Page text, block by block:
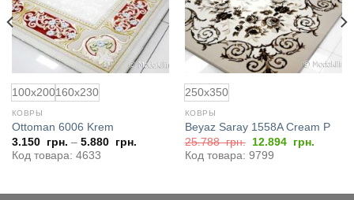
100x200160x230
КОВРЫ
Ottoman 6006 Krem
3.150 грн. – 5.880 грн.
Код товара: 4633
250x350
КОВРЫ
Beyaz Saray 1558A Cream P
25.788грн.
Первоначальная
цена
составляла
12.894 грн.
Код товара: 9799